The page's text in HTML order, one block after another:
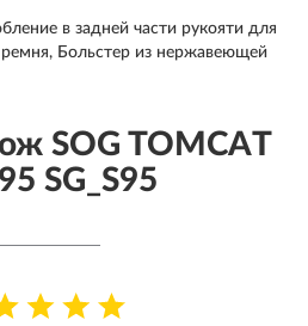
в задней части рукояти для
Больстер из нержавеющей
SOG TOMCAT
SG_S95